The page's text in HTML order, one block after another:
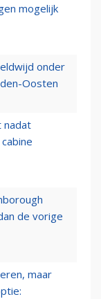
mogelijk
onder
Oosten
nadat
de vorige
maar